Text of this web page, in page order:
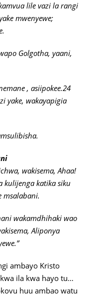
lile vazi la rangi
mwenyewe;
Golgotha, yaani,
, asiipokee.24
yake, wakayapigia
wakisema, Ahaa!
kulijenga katika siku
msalabani.
wakamdhihaki wao
Aliponya
ambayo Kristo
ila kwa hayo tu…
huu ambao watu